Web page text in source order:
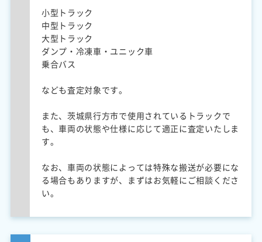
小型トラック
中型トラック
大型トラック
ダンプ・冷凍車・ユニック車
乗合バス
なども査定対象です。
また、茨城県行方市で使用されているトラックで
も、車両の状態や仕様に応じて適正に査定いたしま
す。
なお、車両の状態によっては特殊な搬送が必要にな
る場合もありますが、まずはお気軽にご相談くださ
い。